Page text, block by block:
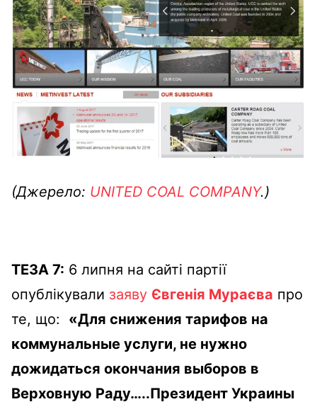
(Джерело: UNITED COAL COMPANY.)
ТЕЗА 7: 6 липня на сайті партії
опублікували заяву Євгенія Мураєва про
те, що: «Для снижения тарифов на
коммунальные услуги, не нужно
дожидаться окончания выборов в
Верховную Раду…..Президент Украины